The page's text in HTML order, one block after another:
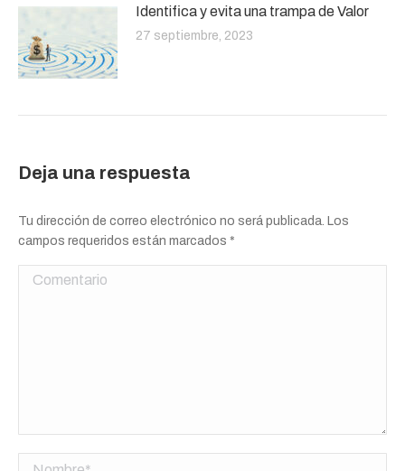
Identifica y evita una trampa de Valor
27 septiembre, 2023
Deja una respuesta
Tu dirección de correo electrónico no será publicada. Los
campos requeridos están marcados *
Comentario
Nombre *